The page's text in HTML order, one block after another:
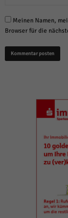
Meinen Namen,
Browser für die